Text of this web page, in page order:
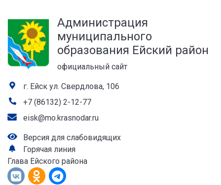
Администрация
муниципального
образования Ейский район
официальный сайт
г. Ейск ул. Свердлова, 106
+7 (86132) 2-12-77
eisk@mo.krasnodar.ru
Версия для слабовидящих
Горячая линия
Глава Ейского района